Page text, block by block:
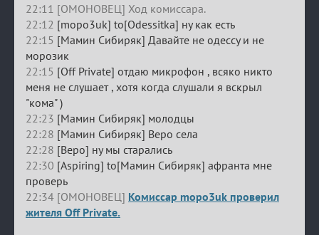
22:11 [ОМОНОВЕЦ] Ход комиссара.
22:12 [mopo3uk] to[Odessitka] ну как есть
22:15 [Мамин Сибиряк] Давайте не одессу и не
морозик
22:15 [Off Private] отдаю микрофон , всяко никто
меня не слушает , хотя когда слушали я вскрыл
"кома" )
22:23 [Мамин Сибиряк] молодцы
22:28 [Мамин Сибиряк] Веро села
22:28 [Веро] ну мы старались
22:30 [Aspiring] to[Мамин Сибиряк] афранта мне
проверь
22:34 [ОМОНОВЕЦ] Комиссар mopo3uk проверил
жителя Off Private.